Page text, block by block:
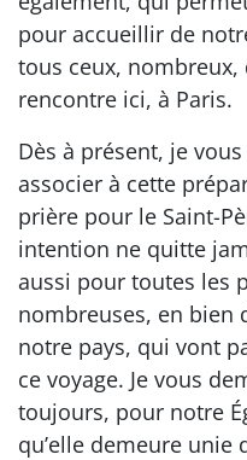
pour accueillir de
tous ceux,
rencontre ici, à Paris.
Dès à présent, je
associer à cette
prière pour le Saint-
intention ne quitte
aussi pour toutes les
nombreuses, en bien
notre pays, qui vont
ce voyage. Je vous
toujours, pour notre
qu’elle demeure unie